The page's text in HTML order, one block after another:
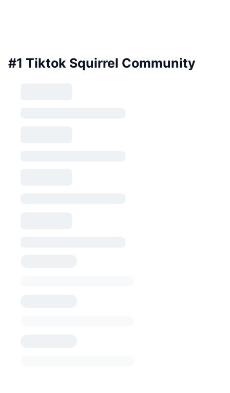
#1 Tiktok Squirrel Community